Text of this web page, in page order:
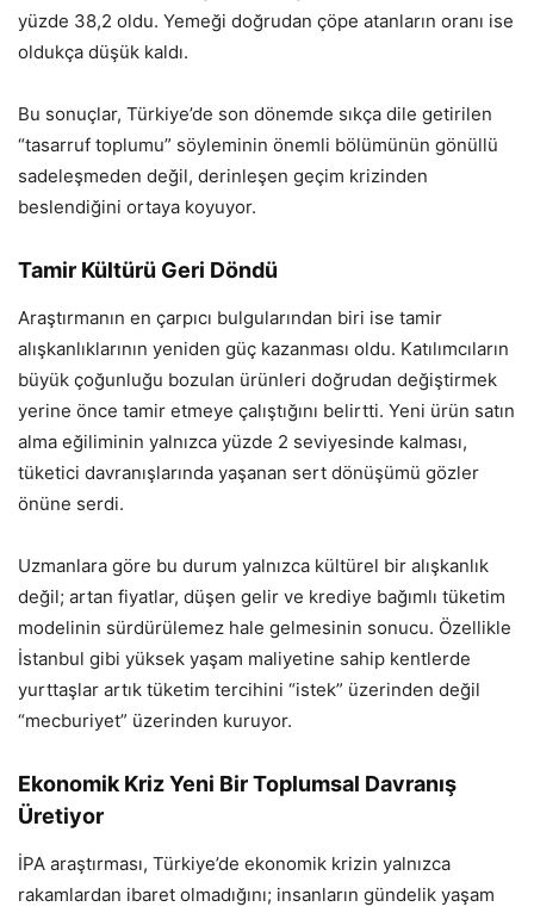
yüzde 38,2 oldu. Yemeği doğrudan çöpe atanların oranı ise
oldukça düşük kaldı.
Bu sonuçlar, Türkiye’de son dönemde sıkça dile getirilen
“tasarruf toplumu” söyleminin önemli bölümünün gönüllü
sadeleşmeden değil, derinleşen geçim krizinden
beslendiğini ortaya koyuyor.
Tamir Kültürü Geri Döndü
Araştırmanın en çarpıcı bulgularından biri ise tamir
alışkanlıklarının yeniden güç kazanması oldu. Katılımcıların
büyük çoğunluğu bozulan ürünleri doğrudan değiştirmek
yerine önce tamir etmeye çalıştığını belirtti. Yeni ürün satın
alma eğiliminin yalnızca yüzde 2 seviyesinde kalması,
tüketici davranışlarında yaşanan sert dönüşümü gözler
önüne serdi.
Uzmanlara göre bu durum yalnızca kültürel bir alışkanlık
değil; artan fiyatlar, düşen gelir ve krediye bağımlı tüketim
modelinin sürdürülemez hale gelmesinin sonucu. Özellikle
İstanbul gibi yüksek yaşam maliyetine sahip kentlerde
yurttaşlar artık tüketim tercihini “istek” üzerinden değil
“mecburiyet” üzerinden kuruyor.
Ekonomik Kriz Yeni Bir Toplumsal Davranış
Üretiyor
İPA araştırması, Türkiye’de ekonomik krizin yalnızca
rakamlardan ibaret olmadığını; insanların gündelik yaşam